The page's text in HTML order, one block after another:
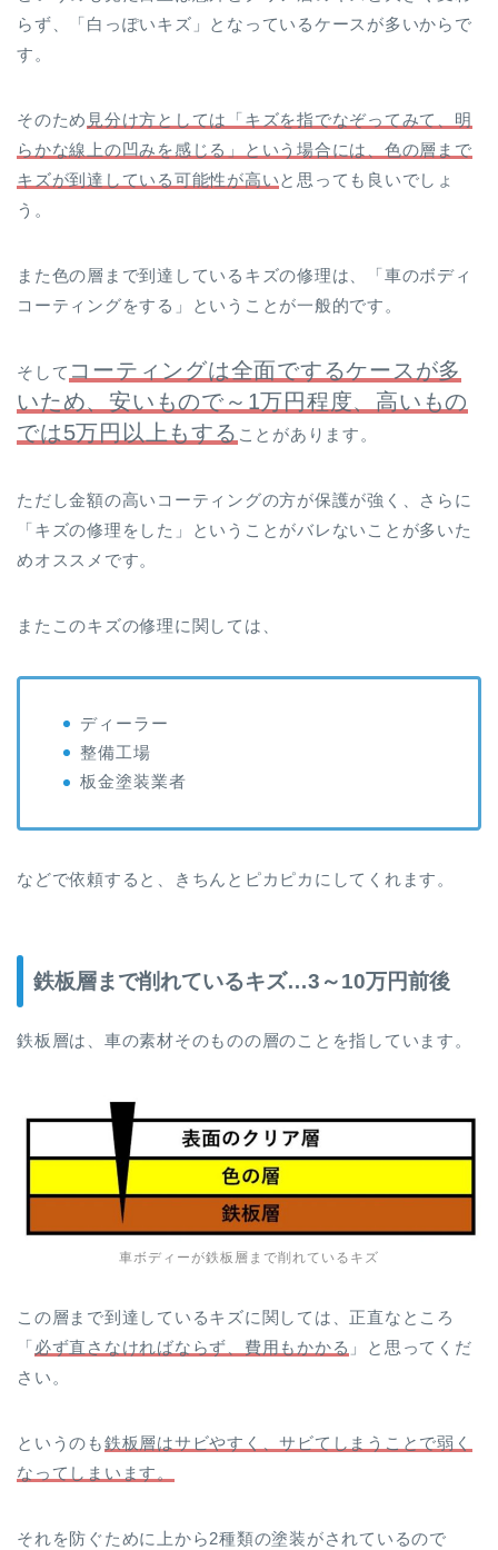
らず、「白っぽいキズ」となっているケースが多いからで
す。
そのため 見分け方としては「キズを指でなぞってみて、明
らかな線上の凹みを感じる」という場合には、色の層まで
キズが到達している可能性が高いと思っても良いでしょ
う。
また色の層まで到達しているキズの修理は、「車のボディ
コーティングをする」ということが一般的です。
そして コーティングは全面でするケースが多
いため、安いもので～1万円程度、高いもの
では5万円以上もする ことがあります。
ただし金額の高いコーティングの方が保護が強く、さらに
「キズの修理をした」ということがバレないことが多いた
めオススメです。
またこのキズの修理に関しては、
ディーラー
整備工場
板金塗装業者
などで依頼すると、きちんとピカピカにしてくれます。
鉄板層まで削れているキズ…3～10万円前後
鉄板層は、車の素材そのものの層のことを指しています。
車ボディーが鉄板層まで削れているキズ
この層まで到達しているキズに関しては、正直なところ
「必ず直さなければならず、費用もかかる 」と思ってくだ
さい。
というのも鉄板層はサビやすく、サビてしまうことで弱く
なってしまいます。
それを防ぐために上から2種類の塗装がされているので